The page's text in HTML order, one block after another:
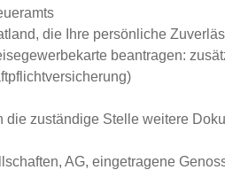
die Ihre persönliche
beantragen:
zuständige Stelle weitere
AG, eingetragene